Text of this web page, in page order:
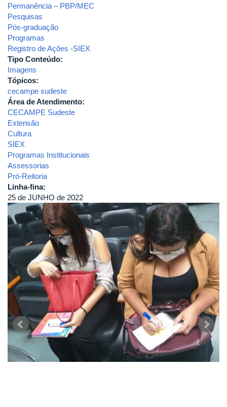
Permanência – PBP/MEC
Pesquisas
Pós-graduação
Programas
Registro de Ações -SIEX
Tipo Conteúdo:
Imagens
Tópicos:
cecampe sudeste
Área de Atendimento:
CECAMPE Sudeste
Extensão
Cultura
SIEX
Programas Institucionais
Assessorias
Pró-Reitoria
Linha-fina:
25 de JUNHO de 2022